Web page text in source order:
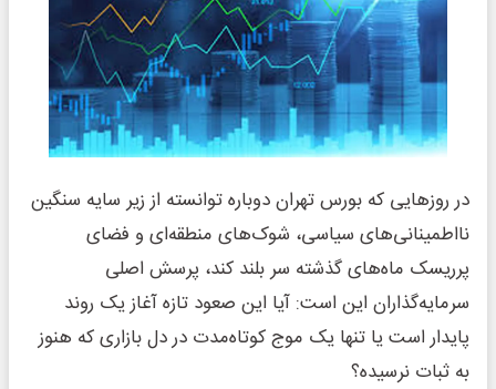
در روزهایی که بورس تهران دوباره توانسته از زیر سایه سنگین
نااطمینانی‌های سیاسی، شوک‌های منطقه‌ای و فضای
پرریسک ماه‌های گذشته سر بلند کند، پرسش اصلی
سرمایه‌گذاران این است: آیا این صعود تازه آغاز یک روند
پایدار است یا تنها یک موج کوتاه‌مدت در دل بازاری که هنوز
به ثبات نرسیده؟